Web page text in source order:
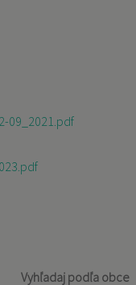
09_2021.pdf
Vyhľadaj podľa obce